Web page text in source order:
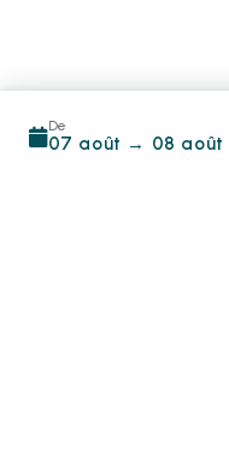
De
07 août → 08 août